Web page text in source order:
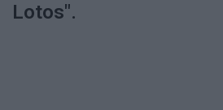
Lotos".